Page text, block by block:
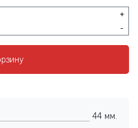
+
-
44 мм.